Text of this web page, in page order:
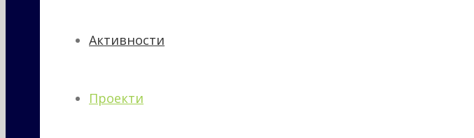
Активности
Проекти